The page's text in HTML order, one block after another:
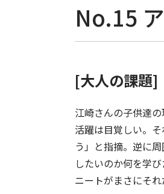
No.15
[大人の課題]
江崎さんの子供達
活躍は目覚しい。
う」と指摘。逆に
したいのか何を学
ニートがまさにそれ